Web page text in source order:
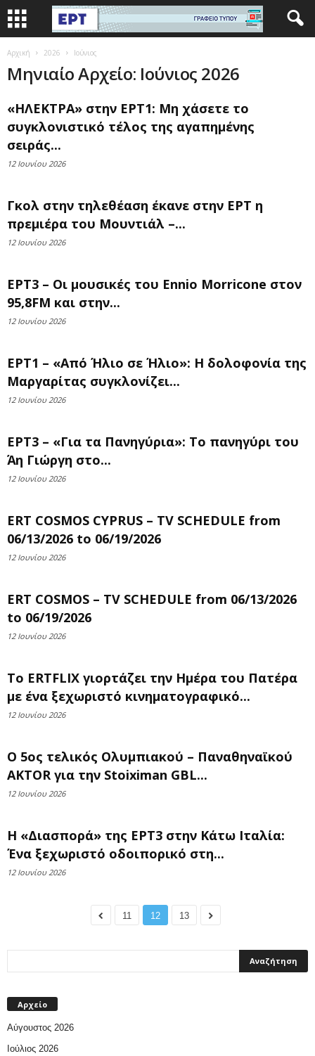
Αρχική 2026 Ιούνιος
Μηνιαίο Αρχείο: Ιούνιος 2026
«ΗΛΕΚΤΡΑ» στην ΕΡΤ1: Μη χάσετε το
συγκλονιστικό τέλος της αγαπημένης
σειράς...
12 Ιουνίου 2026
Γκολ στην τηλεθέαση έκανε στην ΕΡΤ η
πρεμιέρα του Μουντιάλ –...
12 Ιουνίου 2026
ΕΡΤ3 – Οι μουσικές του Ennio Morricone στον
95,8FM και στην...
12 Ιουνίου 2026
ΕΡΤ1 – «Από Ήλιο σε Ήλιο»: Η δολοφονία της
Μαργαρίτας συγκλονίζει...
12 Ιουνίου 2026
ΕΡΤ3 – «Για τα Πανηγύρια»: Το πανηγύρι του
Άη Γιώργη στο...
12 Ιουνίου 2026
ERT COSMOS CYPRUS – TV SCHEDULE from
06/13/2026 to 06/19/2026
12 Ιουνίου 2026
ERT COSMOS – TV SCHEDULE from 06/13/2026
to 06/19/2026
12 Ιουνίου 2026
Το ERTFLIX γιορτάζει την Ημέρα του Πατέρα
με ένα ξεχωριστό κινηματογραφικό...
12 Ιουνίου 2026
Ο 5ος τελικός Ολυμπιακού – Παναθηναϊκού
AKTOR για την Stoiximan GBL...
12 Ιουνίου 2026
Η «Διασπορά» της ΕΡΤ3 στην Κάτω Ιταλία:
Ένα ξεχωριστό οδοιπορικό στη...
12 Ιουνίου 2026
11 12 13
Αρχείο
Αύγουστος 2026
Ιούλιος 2026